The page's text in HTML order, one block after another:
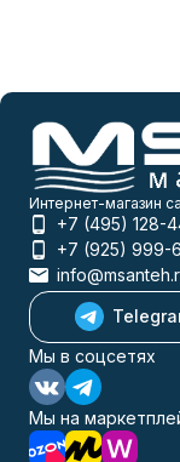
Интернет-магазин
+7 (495) 128-
+7 (925) 999-
Мы в соцсетях
Мы на